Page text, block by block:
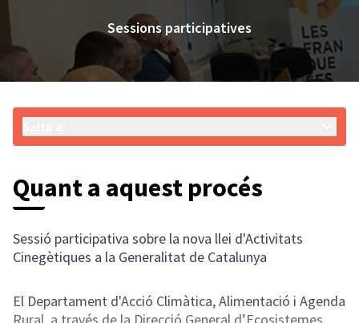
Sessions participatives
Quant a aquest procés
Sessió participativa sobre la nova llei d'Activitats
Cinegètiques a la Generalitat de Catalunya
El Departament d'Acció Climàtica, Alimentació i Agenda